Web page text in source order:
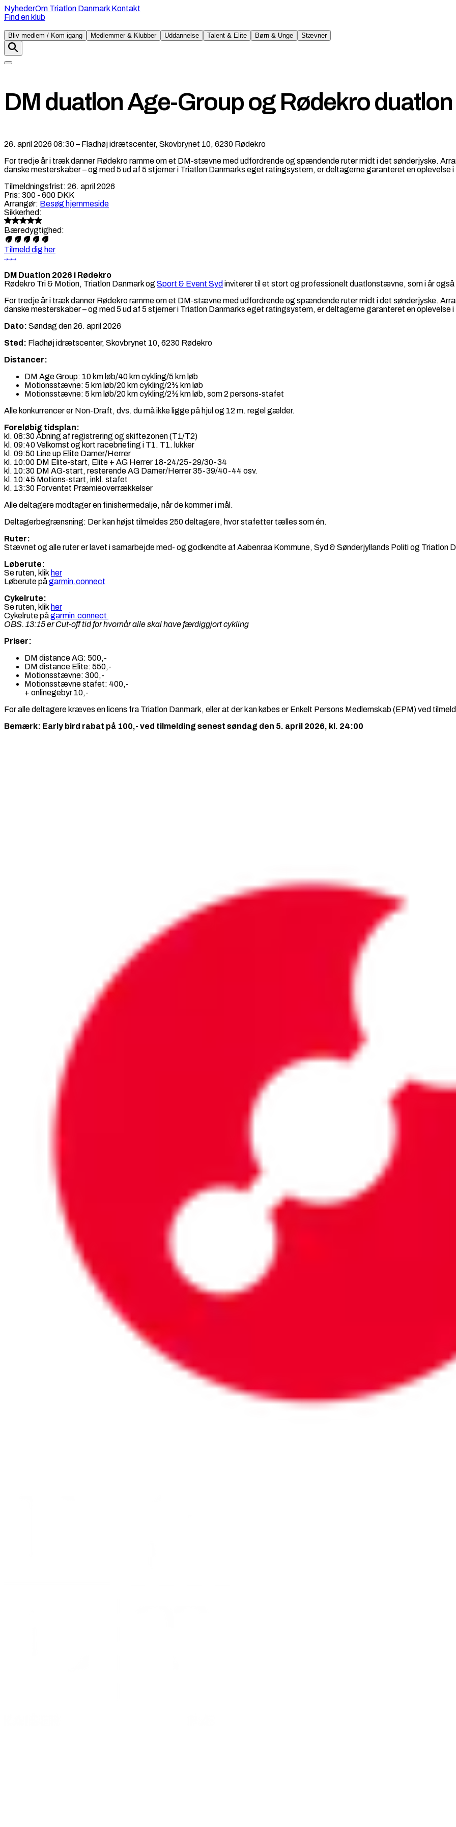
NyhederOm Triatlon Danmark Kontakt
Find en klub
Bliv medlem / Kom igang Medlemmer & Klubber Uddannelse Talent & Elite Børn & Unge Stævner
DM duatlon Age-Group og Rødekro duatlon
26. april 2026 08:30– Fladhøj idrætscenter, Skovbrynet 10, 6230 Rødekro
For tredje år i træk danner Rødekro ramme om et DM-stævne med udfordrende og spændende ruter midt i det sønderjyske.
danske mesterskaber – og med 5 ud af 5 stjerner i Triatlon Danmarks eget ratingsystem, er deltagerne garanteret en oplevelse
Tilmeldningsfrist: 26. april 2026
Pris: 300 - 600 DKK
Arrangør: Besøg hjemmeside
Sikkerhed:
Bæredygtighed:
Tilmeld dig her
DM Duatlon 2026 i Rødekro
Rødekro Tri & Motion, Triatlon Danmark og Sport & Event Syd inviterer til et stort og professionelt duatlonstævne, som i år
For tredje år i træk danner Rødekro ramme om et DM-stævne med udfordrende og spændende ruter midt i det sønderjyske.
danske mesterskaber – og med 5 ud af 5 stjerner i Triatlon Danmarks eget ratingsystem, er deltagerne garanteret en oplevelse
Dato: Søndag den 26. april 2026
Sted: Fladhøj idrætscenter, Skovbrynet 10, 6230 Rødekro
Distancer:
DM Age Group: 10 km løb/40 km cykling/5 km løb
Motionsstævne: 5 km løb/20 km cykling/2½ km løb
Motionsstævne: 5 km løb/20 km cykling/2½ km løb, som 2 persons-stafet
Alle konkurrencer er Non-Draft, dvs. du må ikke ligge på hjul og 12 m. regel gælder.
Foreløbig tidsplan:
kl. 08:30 Åbning af registrering og skiftezonen (T1/T2)
kl. 09:40 Velkomst og kort racebriefing i T1. T1. lukker
kl. 09:50 Line up Elite Damer/Herrer
kl. 10:00 DM Elite-start, Elite + AG Herrer 18-24/25-29/30-34
kl. 10:30 DM AG-start, resterende AG Damer/Herrer 35-39/40-44 osv.
kl. 10:45 Motions-start, inkl. stafet
kl. 13:30 Forventet Præmieoverrækkelser
Alle deltagere modtager en finishermedalje, når de kommer i mål.
Deltagerbegrænsning: Der kan højst tilmeldes 250 deltagere, hvor stafetter tælles som én.
Ruter:
Stævnet og alle ruter er lavet i samarbejde med- og godkendte af Aabenraa Kommune, Syd & Sønderjyllands Politi og Triatlon
Løberute:
Se ruten, klik her
Løberute pågarmin.connect
Cykelrute:
Se ruten, klik her
Cykelrute pågarmin.connect
OBS. 13:15 er Cut-off tid for hvornår alle skal have færdiggjort cykling
Priser:
DM distance AG: 500,-
DM distance Elite: 550,-
Motionsstævne: 300,-
Motionsstævne stafet: 400,-
+ onlinegebyr 10,-
For alle deltagere kræves en licens fra Triatlon Danmark, eller at der kan købes er Enkelt Persons Medlemskab (EPM) ved
Bemærk: Early bird rabat på 100,- ved tilmelding senest søndag den 5. april 2026, kl. 24:00